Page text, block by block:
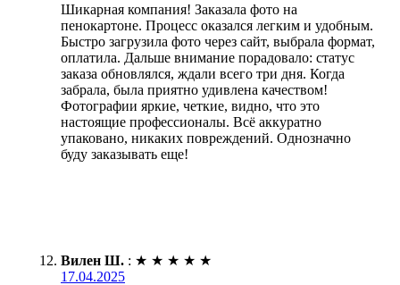
Шикарная компания! Заказала фото на
пенокартоне. Процесс оказался легким и удобным.
Быстро загрузила фото через сайт, выбрала формат,
оплатила. Дальше внимание порадовало: статус
заказа обновлялся, ждали всего три дня. Когда
забрала, была приятно удивлена качеством!
Фотографии яркие, четкие, видно, что это
настоящие профессионалы. Всё аккуратно
упаковано, никаких повреждений. Однозначно
буду заказывать еще!
Вилен Ш. : ★ ★ ★ ★ ★
17.04.2025